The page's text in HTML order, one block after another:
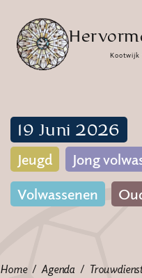
Kootwijk
19 Juni 2026
Jeugd
Jong
Volwassenen
Home Agenda